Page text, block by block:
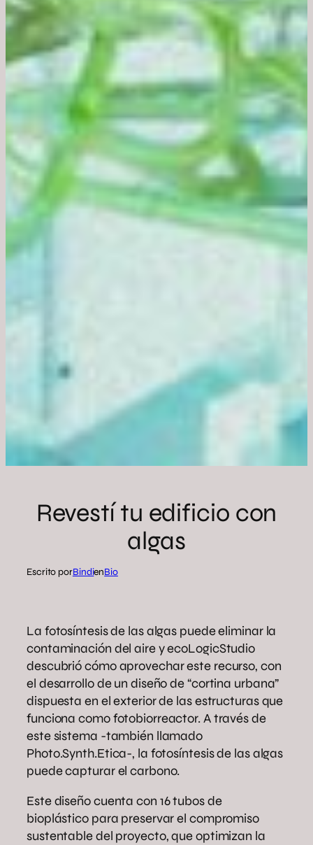
Revestí tu edificio con
algas
Escrito porBindienBio
La fotosíntesis de las algas puede eliminar la
contaminación del aire y ecoLogicStudio
descubrió cómo aprovechar este recurso, con
el desarrollo de un diseño de “cortina urbana”
dispuesta en el exterior de las estructuras que
funciona como fotobiorreactor. A través de
este sistema -también llamado
Photo.Synth.Etica-, la fotosíntesis de las algas
puede capturar el carbono.
Este diseño cuenta con 16 tubos de
bioplástico para preservar el compromiso
sustentable del proyecto, que optimizan la